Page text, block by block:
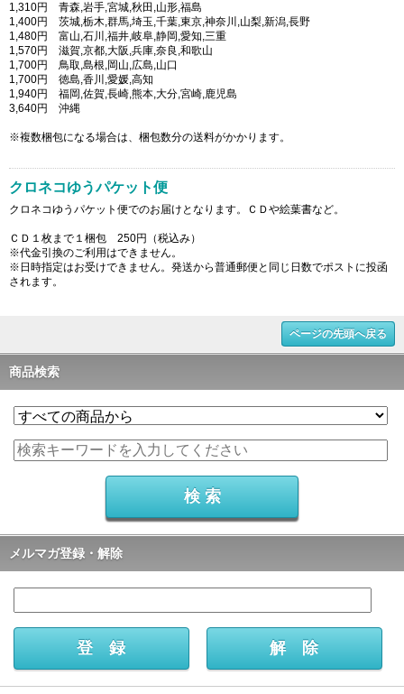
1,310円 青森,岩手,宮城,秋田,山形,福島
1,400円 茨城,栃木,群馬,埼玉,千葉,東京,神奈川,山梨,新潟,長野
1,480円 富山,石川,福井,岐阜,静岡,愛知,三重
1,570円 滋賀,京都,大阪,兵庫,奈良,和歌山
1,700円 鳥取,島根,岡山,広島,山口
1,700円 徳島,香川,愛媛,高知
1,940円 福岡,佐賀,長崎,熊本,大分,宮崎,鹿児島
3,640円 沖縄
※複数梱包になる場合は、梱包数分の送料がかかります。
クロネコゆうパケット便
クロネコゆうパケット便でのお届けとなります。ＣＤや絵葉書など。
ＣＤ１枚まで１梱包 250円（税込み）
※代金引換のご利用はできません。
※日時指定はお受けできません。発送から普通郵便と同じ日数でポストに投函
されます。
ページの先頭へ戻る
商品検索
メルマガ登録・解除